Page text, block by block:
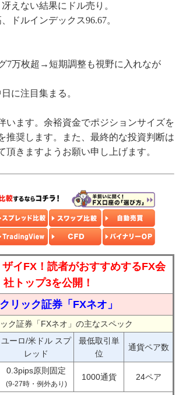
えない結果にドル売り。
ドルインデックス96.67。
7万枚超→短期調整も視野に入れなが
に注目集まる。
います。余裕資金でポジションサイズを
推奨します。また、最終的な投資判断は
頂きますようお願い申し上げます。
ザイFX！読者がおすすめするFX会
社トップ3を公開！
リック証券「FXネオ」
ク証券「FXネオ」の主なスペック
ユーロ/米ドル スプ
レッド
最低取引単
位
通貨ペア数
0.3pips原則固定
(9-27時・例外あり)
1000通貨 24ペア